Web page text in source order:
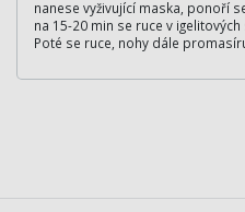
nanese vyživující maska, ponoří
na 15-20 min se ruce v
Poté se ruce, nohy dále